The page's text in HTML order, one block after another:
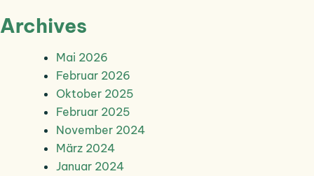
Archives
Mai 2026
Februar 2026
Oktober 2025
Februar 2025
November 2024
März 2024
Januar 2024